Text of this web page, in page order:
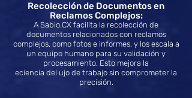
Recolección de Documentos en
Reclamos Complejos:
A Sabio.CX facilita la recolección de
documentos relacionados con reclamos
complejos, como fotos e informes, y los escala a
un equipo humano para su validación y
procesamiento. Esto mejora la
eciencia del ujo de trabajo sin comprometer la
precisión.